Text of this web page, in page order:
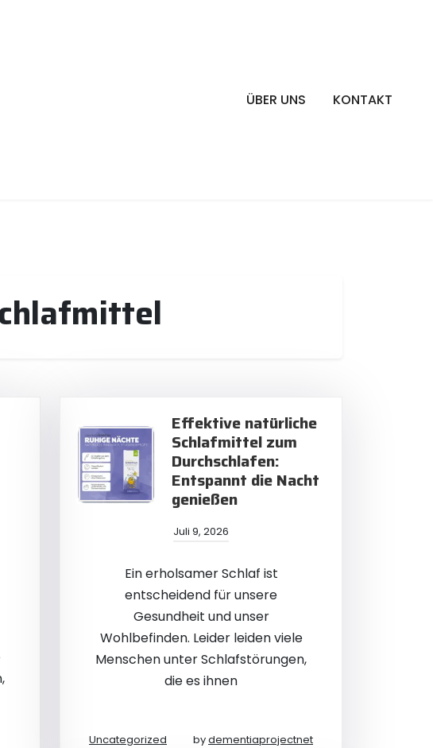
ÜBER UNS KONTAKT
Effektive natürliche
Schlafmittel zum
Durchschlafen:
Entspannt die Nacht
genießen
Juli 9, 2026
Ein erholsamer Schlaf ist
entscheidend für unsere
Gesundheit und unser
Wohlbefinden. Leider leiden viele
Menschen unter Schlafstörungen,
die es ihnen
Uncategorized bydementiaprojectnet